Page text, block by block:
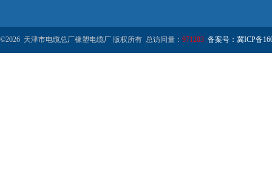
©2026 天津市电缆总厂橡塑电缆厂 版权所有 总访问量： 971203 备案号：冀ICP备